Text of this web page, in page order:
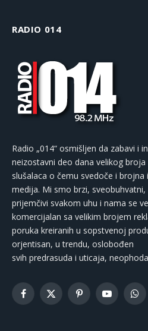
RADIO 014
Radio „014“ osmišljen da zabavi i
neizostavni deo dana velikog broja
slušalaca o čemu svedoče i
medija. Mi smo brzi, sveobuhvatni,
prijemčivi svakom uhu i nama se
komercijalan sa velikim brojem
poruka kreiranih u sopstvenoj
orjentisan, u trendu, oslobođen
svih predrasuda i uticaja,
Facebook
X
PinterestYouTube